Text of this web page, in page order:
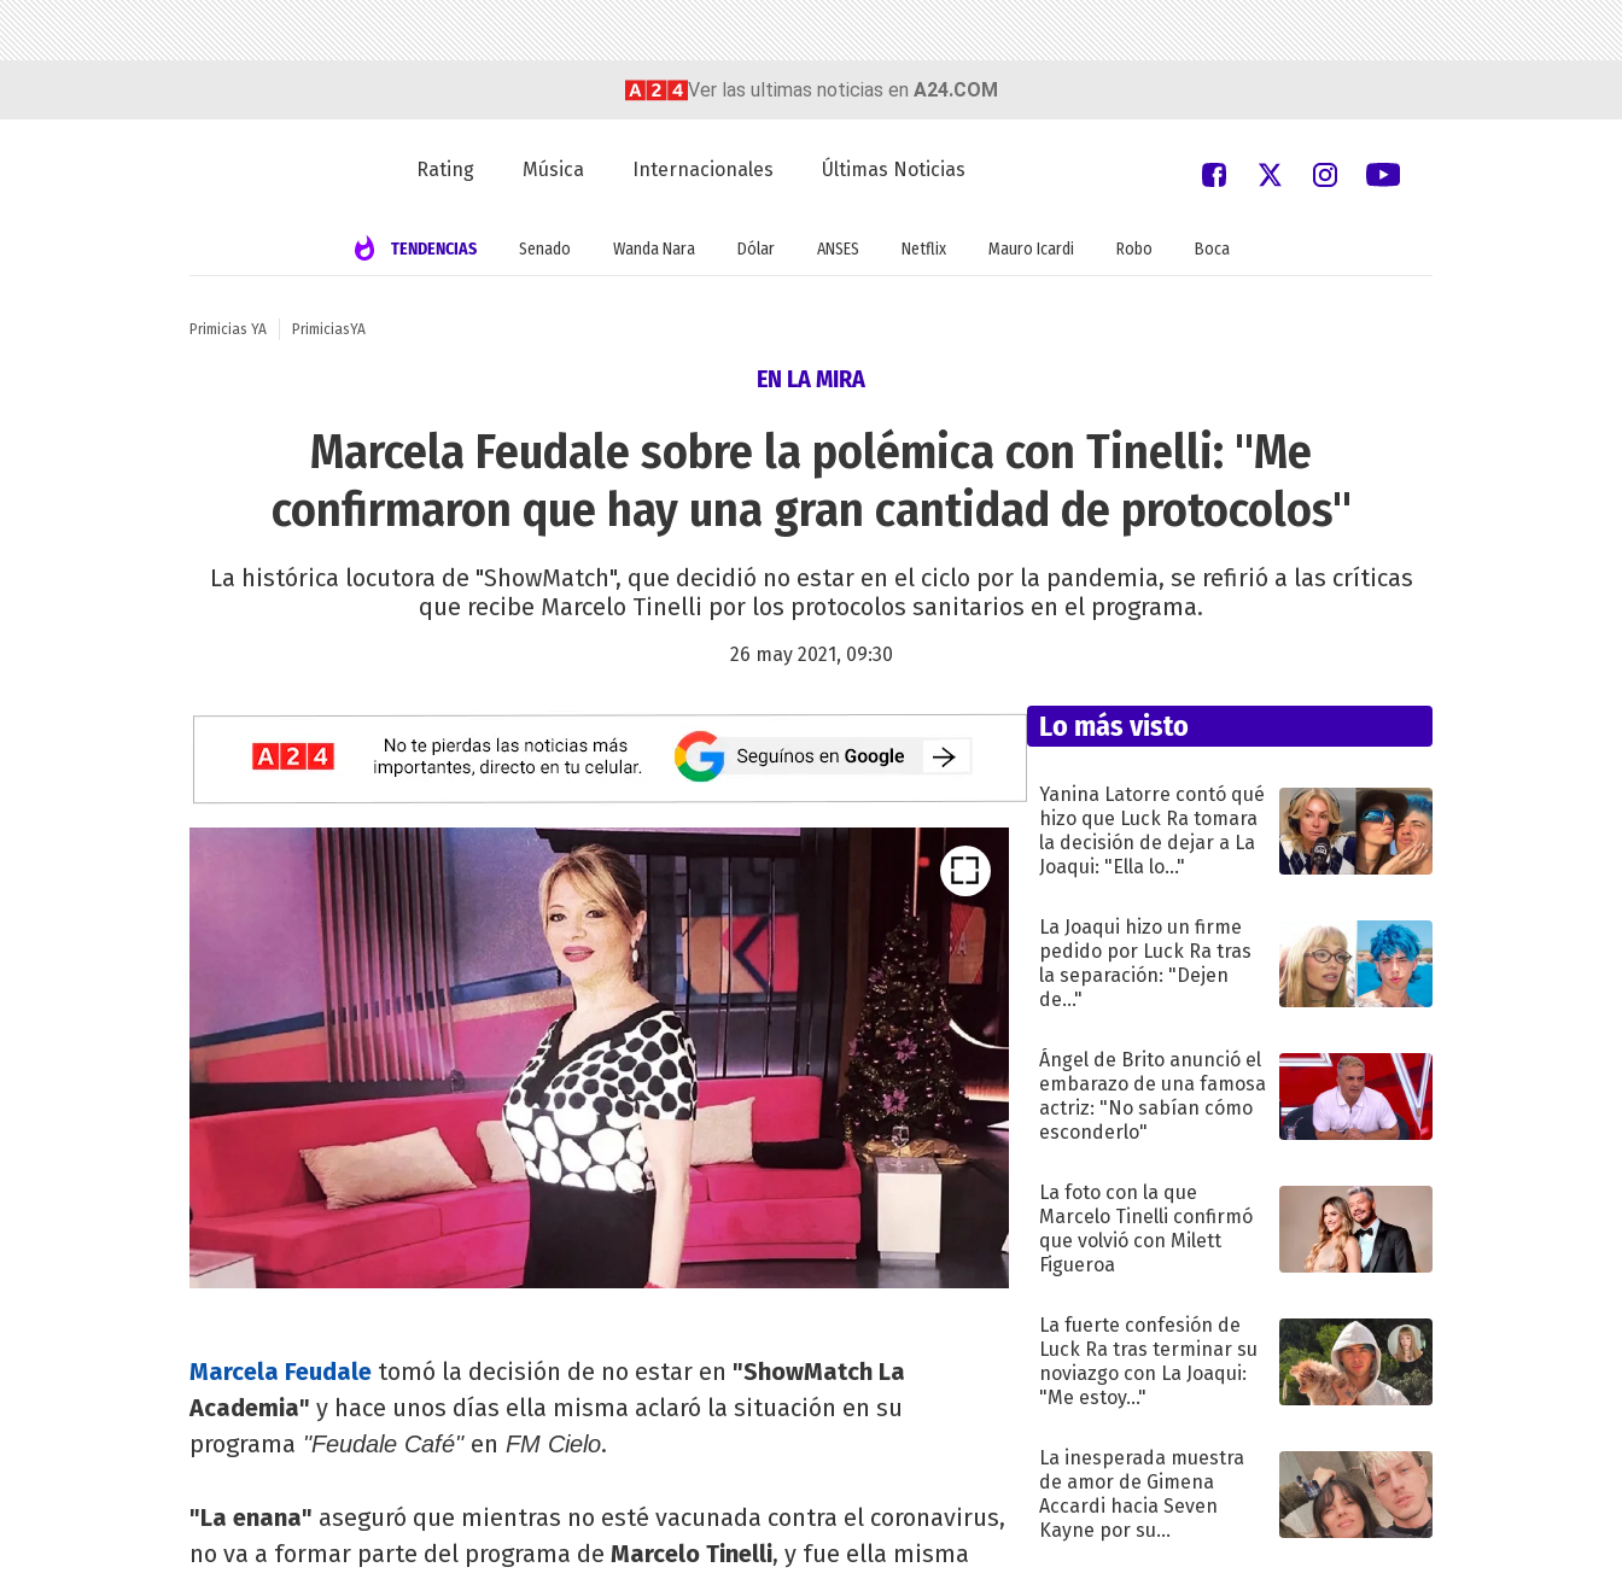
Ver las ultimas noticias en A24.COM
Rating Música Internacionales Últimas Noticias
TENDENCIAS Senado Wanda Nara Dólar ANSES Netflix Mauro Icardi Robo Boca
Primicias YA PrimiciasYA
EN LA MIRA
Marcela Feudale sobre la polémica con Tinelli: "Me
confirmaron que hay una gran cantidad de protocolos"
La histórica locutora de "ShowMatch", que decidió no estar en el ciclo por la pandemia, se refirió a las críticas
que recibe Marcelo Tinelli por los protocolos sanitarios en el programa.
26 may 2021, 09:30
Marcela Feudale tomó la decisión de no estar en "ShowMatch La
Academia" y hace unos días ella misma aclaró la situación en su
programa "Feudale Café" en FM Cielo.
"La enana" aseguró que mientras no esté vacunada contra el coronavirus,
no va a formar parte del programa de Marcelo Tinelli, y fue ella misma
Lo más visto
Yanina Latorre contó qué
hizo que Luck Ra tomara
la decisión de dejar a La
Joaqui: "Ella lo..."
La Joaqui hizo un firme
pedido por Luck Ra tras
la separación: "Dejen
de..."
Ángel de Brito anunció el
embarazo de una famosa
actriz: "No sabían cómo
esconderlo"
La foto con la que
Marcelo Tinelli confirmó
que volvió con Milett
Figueroa
La fuerte confesión de
Luck Ra tras terminar su
noviazgo con La Joaqui:
"Me estoy..."
La inesperada muestra
de amor de Gimena
Accardi hacia Seven
Kayne por su